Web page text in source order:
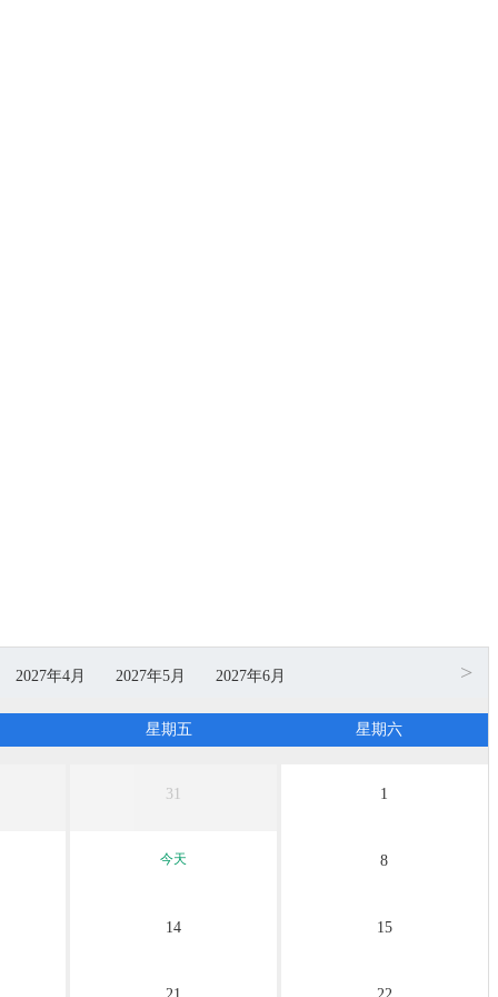
>
2027年4月 2027年5月 2027年6月
星期五 星期六
31 1
今天 8
14 15